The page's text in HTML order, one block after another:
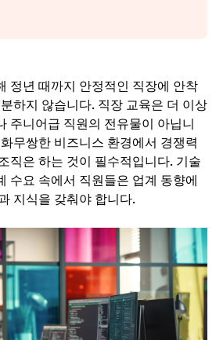
정년 때까지 안정적인 직장에 안착
하지 않습니다. 직장 교육은 더 이상
주니어급 직원의 전유물이 아닙니
무쌍한 비즈니스 환경에서 경쟁력
직은 하는 것이 필수적입니다. 기술
수요 속에서 직원들은 업계 동향에
지식을 갖춰야 합니다.